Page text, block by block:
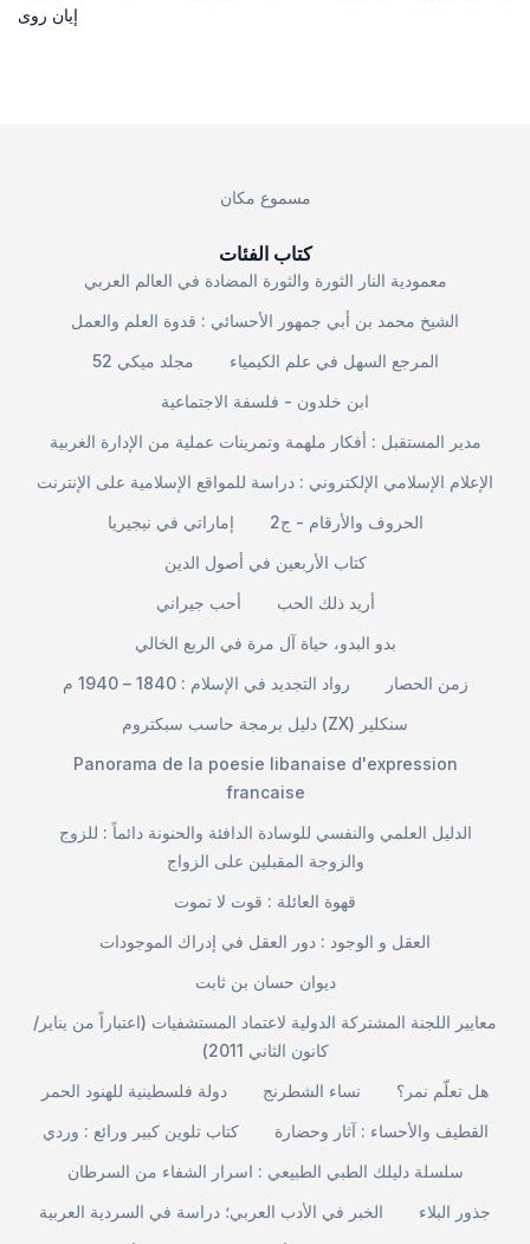
إيان روى
مسموع مكان
كتاب الفئات
معمودية النار الثورة والثورة المضادة في العالم العربي
الشيخ محمد بن أبي جمهور الأحسائي : قدوة العلم والعمل
مجلد ميكي 52
المرجع السهل في علم الكيمياء
ابن خلدون - فلسفة الاجتماعية
مدير المستقبل : أفكار ملهمة وتمرينات عملية من الإدارة الغربية
الإعلام الإسلامي الإلكتروني : دراسة للمواقع الإسلامية على الإنترنت
إماراتي في نيجيريا
الحروف والأرقام - ج2
كتاب الأربعين في أصول الدين
أحب جيراني
أريد ذلك الحب
بدو البدو، حياة آل مرة في الربع الخالي
رواد التجديد في الإسلام : 1840 – 1940 م
زمن الحصار
دليل برمجة حاسب سبكتروم (ZX) سنكلير
Panorama de la poesie libanaise d'expression
francaise
الدليل العلمي والنفسي للوسادة الدافئة والحنونة دائماً : للزوج
والزوجة المقبلين على الزواج
قهوة العائلة : قوت لا تموت
العقل و الوجود : دور العقل في إدراك الموجودات
ديوان حسان بن ثابت
معايير اللجنة المشتركة الدولية لاعتماد المستشفيات (اعتباراً من يناير/
كانون الثاني 2011)
دولة فلسطينية للهنود الحمر
نساء الشطرنج
هل تعلّم نمر؟
كتاب تلوين كبير ورائع : وردي
القطيف والأحساء : آثار وحضارة
سلسلة دليلك الطبي الطبيعي : اسرار الشفاء من السرطان
الخبر في الأدب العربي؛ دراسة في السردية العربية
جذور البلاء